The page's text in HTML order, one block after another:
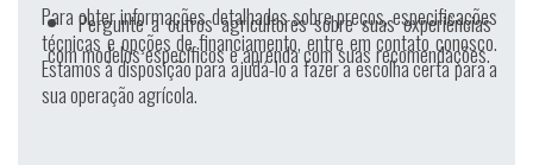
Pergunte a outros agricultores sobre suas experiências
com modelos específicos e aprenda com suas recomendações.
Para obter informações detalhadas sobre preços, especificações
técnicas e opções de financiamento, entre em contato conosco.
Estamos à disposição para ajudá-lo a fazer a escolha certa para a
sua operação agrícola.